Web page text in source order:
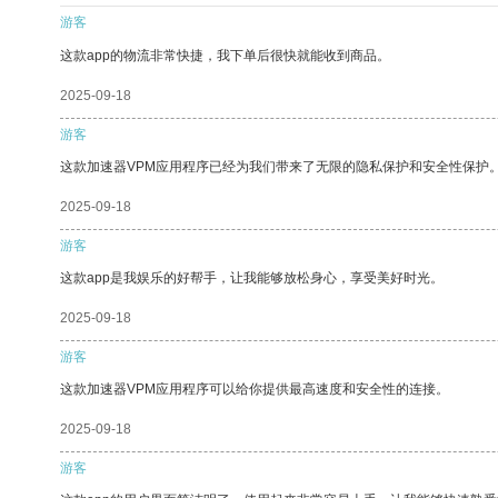
游客
这款app的物流非常快捷，我下单后很快就能收到商品。
2025-09-18
游客
这款加速器VPM应用程序已经为我们带来了无限的隐私保护和安全性保护
2025-09-18
游客
这款app是我娱乐的好帮手，让我能够放松身心，享受美好时光。
2025-09-18
游客
这款加速器VPM应用程序可以给你提供最高速度和安全性的连接。
2025-09-18
游客